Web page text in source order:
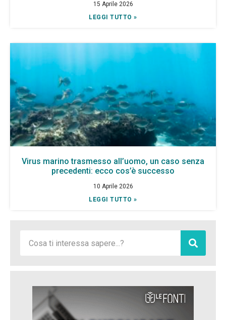
15 Aprile 2026
LEGGI TUTTO »
Virus marino trasmesso all’uomo, un caso senza
precedenti: ecco cos’è successo
10 Aprile 2026
LEGGI TUTTO »